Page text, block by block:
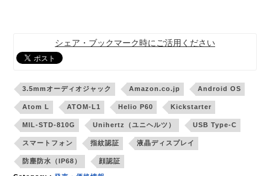
シェア・ブックマーク時にご活用ください
3.5mmオーディオジャック Amazon.co.jp Android OS
Atom L ATOM-L1 Helio P60 Kickstarter
MIL-STD-810G Unihertz（ユニヘルツ） USB Type-C
スマートフォン 指紋認証 液晶ディスプレイ
防塵防水（IP68） 顔認証